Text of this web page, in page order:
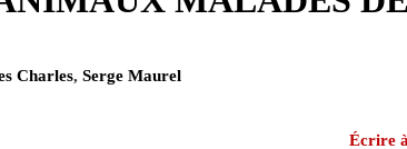
Charles, Serge Maurel
Écrire